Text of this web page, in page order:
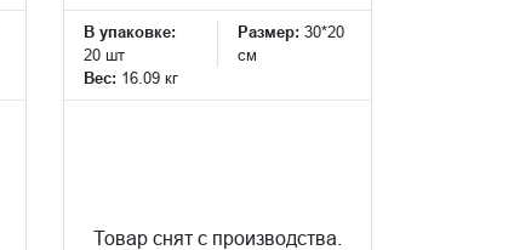
В упаковке:
20 шт
Размер: 30*20
см
Вес: 16.09 кг
Товар снят с производства.